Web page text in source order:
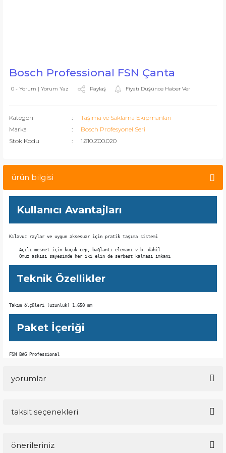
Bosch Professional FSN Çanta
0 - Yorum | Yorum Yaz Paylaş Fiyatı Düşünce Haber Ver
Kategori
Taşıma ve Saklama Ekipmanları
Marka
Bosch Profesyonel Seri
Stok Kodu
1.610.Z00.020
ürün bilgisi
Kullanıcı Avantajları
Kılavuz raylar ve uygun aksesuar için pratik taşıma sistemi
    Açılı mesnet için küçük cep, bağlantı elemanı v.b. dahil
    Omuz askısı sayesinde her iki elin de serbest kalması imkanı
Teknik Özellikler
Takım ölçüleri (uzunluk) 1.650 mm
Paket İçeriği
FSN BAG Professional
yorumlar
taksit seçenekleri
önerileriniz